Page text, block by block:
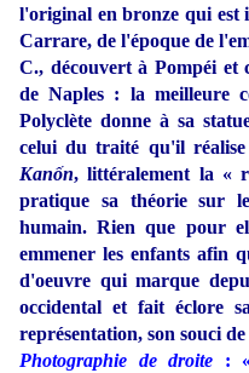
l'original en bronze qui est
Carrare, de l'époque de
C., découvert à Pompéi et
de Naples : la meilleure
Polyclète donne à sa
celui du traité qu'il
Kanốn, littéralement la «
pratique sa théorie sur
humain. Rien que pour
emmener les enfants afin
d'oeuvre qui marque
occidental et fait éclore
représentation, son souci
Photographie de droite :